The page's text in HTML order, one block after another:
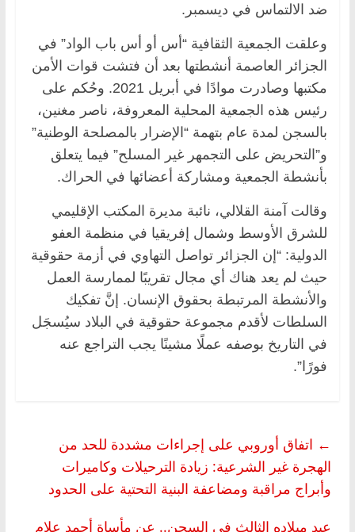
ضد الالتماس في ديسمبر.
وعلقت الجمعية الثقافية “أس أو أس باب الواد” في
الجزائر العاصمة أنشطتها بعد أن فتشت قوات الأمن
مكتبها وصادرت موادًا في أبريل 2021. وحُكم على
رئيس هذه الجمعية المحلية المعروفة، ناصر مغنين،
بالسجن لمدة عام بتهمة “الإضرار بالمصلحة الوطنية”
و”التحريض على التجمهر غير المسلح” فيما يتعلق
بأنشطة الجمعية ومشاركة أعضائها في الحراك.
وقالت آمنة القلالي، نائبة مديرة المكتب الإقليمي
للشرق الأوسط وشمال إفريقيا في منظمة العفو
الدولية: “إن الجزائر تواصل التهاوي في أزمة حقوقية
حيث لم يعد هناك أي مجال تقريبًا لممارسة العمل
والأنشطة المرتبطة بحقوق الإنسان. إنَّ تفكيك
السلطات لأقدم مجموعة حقوقية في البلاد سيُسجَل
في التاريخ بوصفه عملًا مشينًا يجب التراجع عنه
فورًا”.
← اتفاق أوروبي على إجراءات مشددة للحد من
الهجرة غير الشرعية: زيادة الترحيلات وكاميرات
وأبراج مراقبة ومضاعفة البنية التحتية على الحدود
عيد ميلاده الثالث في السجن.. عن مأساة أحمد علام